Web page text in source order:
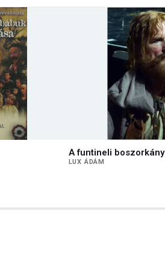
A funtineli boszorkány
LUX ÁDÁM